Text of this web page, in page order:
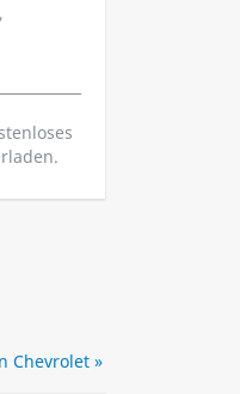
Chevrolet »